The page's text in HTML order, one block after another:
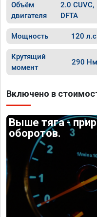
Объём
двигателя
2.0 CUVC,
DFTA
Мощность 120
Крутящий
момент
290 Нм
Включено в
Выше тяга -
оборотов.